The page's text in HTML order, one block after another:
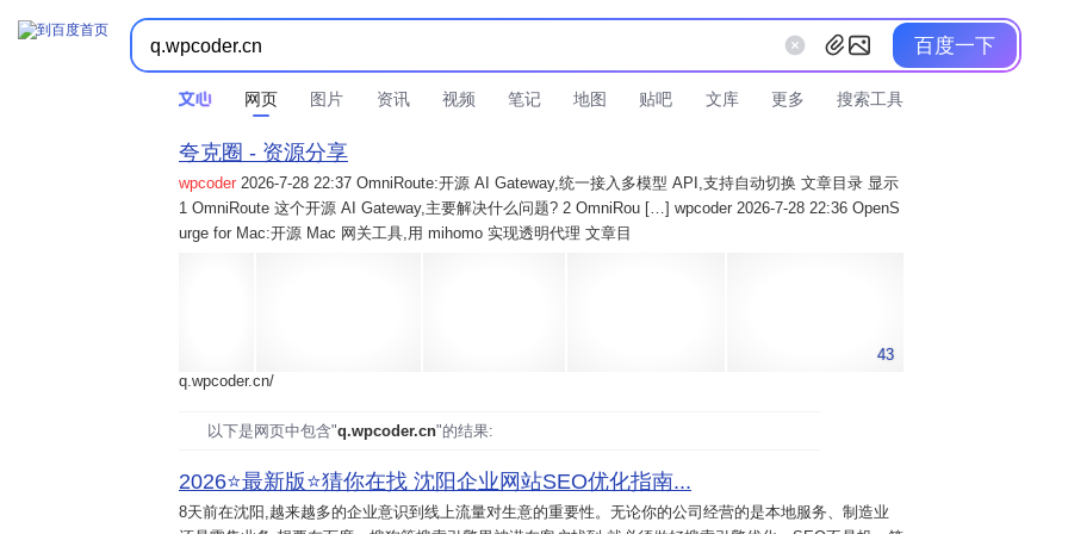
百度一下
网页 图片 资讯 视频 笔记 地图 贴吧 文库 更多 搜索工具
夸克圈 - 资源分享
wpcoder 2026-7-28 22:37 OmniRoute:开源 AI Gateway,统一接入多模型 API,支持自动切换 文章目录 显示
1 OmniRoute 这个开源 AI Gateway,主要解决什么问题? 2 OmniRou […] wpcoder 2026-7-28 22:36 OpenS
urge for Mac:开源 Mac 网关工具,用 mihomo 实现透明代理 文章目
43
q.wpcoder.cn/
以下是网页中包含"q.wpcoder.cn"的结果:
2026⭐️最新版⭐️猜你在找 沈阳企业网站SEO优化指南...
8天前在沈阳,越来越多的企业意识到线上流量对生意的重要性。无论你的公司经营的是本地服务、制造业